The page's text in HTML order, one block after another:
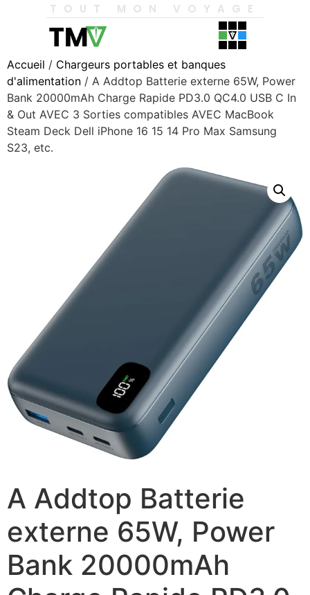
TOUT MON VOYAGE
Accueil / Chargeurs portables et banques
d'alimentation / A Addtop Batterie externe 65W, Power
Bank 20000mAh Charge Rapide PD3.0 QC4.0 USB C In
& Out AVEC 3 Sorties compatibles AVEC MacBook
Steam Deck Dell iPhone 16 15 14 Pro Max Samsung
S23, etc.
A Addtop Batterie
externe 65W, Power
Bank 20000mAh